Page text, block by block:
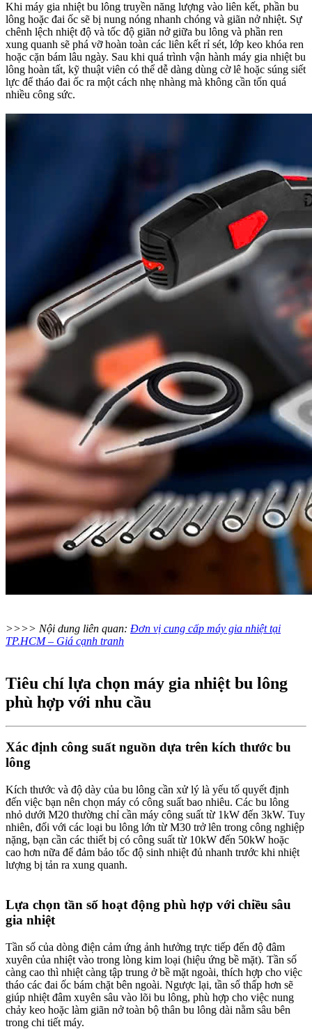
Khi máy gia nhiệt bu lông truyền năng lượng vào liên kết, phần bu
lông hoặc đai ốc sẽ bị nung nóng nhanh chóng và giãn nở nhiệt. Sự
chênh lệch nhiệt độ và tốc độ giãn nở giữa bu lông và phần ren
xung quanh sẽ phá vỡ hoàn toàn các liên kết rỉ sét, lớp keo khóa ren
hoặc cặn bám lâu ngày. Sau khi quá trình vận hành máy gia nhiệt bu
lông hoàn tất, kỹ thuật viên có thể dễ dàng dùng cờ lê hoặc súng siết
lực để tháo đai ốc ra một cách nhẹ nhàng mà không cần tốn quá
nhiều công sức.
>>>> Nội dung liên quan: Đơn vị cung cấp máy gia nhiệt tại
TP.HCM – Giá cạnh tranh
Tiêu chí lựa chọn máy gia nhiệt bu lông
phù hợp với nhu cầu
Xác định công suất nguồn dựa trên kích thước bu
lông
Kích thước và độ dày của bu lông cần xử lý là yếu tố quyết định
đến việc bạn nên chọn máy có công suất bao nhiêu. Các bu lông
nhỏ dưới M20 thường chỉ cần máy công suất từ 1kW đến 3kW. Tuy
nhiên, đối với các loại bu lông lớn từ M30 trở lên trong công nghiệp
nặng, bạn cần các thiết bị có công suất từ 10kW đến 50kW hoặc
cao hơn nữa để đảm bảo tốc độ sinh nhiệt đủ nhanh trước khi nhiệt
lượng bị tản ra xung quanh.
Lựa chọn tần số hoạt động phù hợp với chiều sâu
gia nhiệt
Tần số của dòng điện cảm ứng ảnh hưởng trực tiếp đến độ đâm
xuyên của nhiệt vào trong lòng kim loại (hiệu ứng bề mặt). Tần số
càng cao thì nhiệt càng tập trung ở bề mặt ngoài, thích hợp cho việc
tháo các đai ốc bám chặt bên ngoài. Ngược lại, tần số thấp hơn sẽ
giúp nhiệt đâm xuyên sâu vào lõi bu lông, phù hợp cho việc nung
chảy keo hoặc làm giãn nở toàn bộ thân bu lông dài nằm sâu bên
trong chi tiết máy.